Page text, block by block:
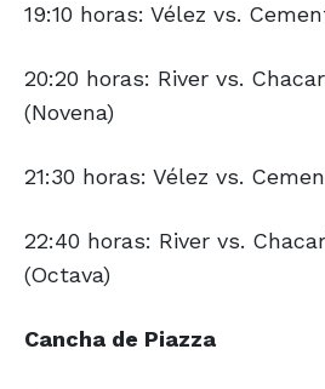
19:10 horas: Vélez vs.
20:20 horas: River vs.
(Novena)
21:30 horas: Vélez vs.
22:40 horas: River vs.
(Octava)
Cancha de Piazza